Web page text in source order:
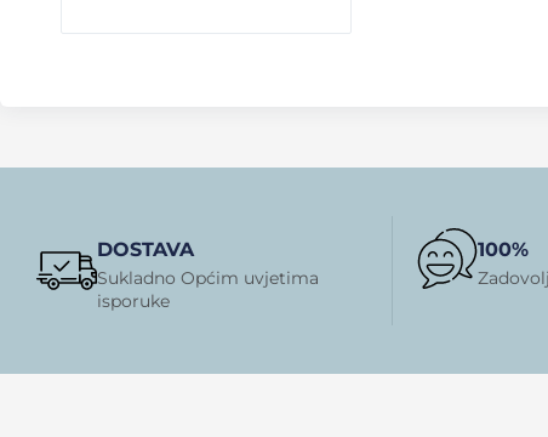
DOSTAVA
Sukladno Općim uvjetima
isporuke
100%